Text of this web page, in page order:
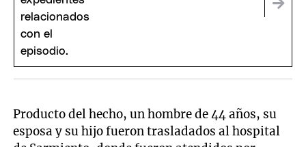
Producto del hecho, un hombre de 44 años, su
esposa y su hijo fueron trasladados al hospital